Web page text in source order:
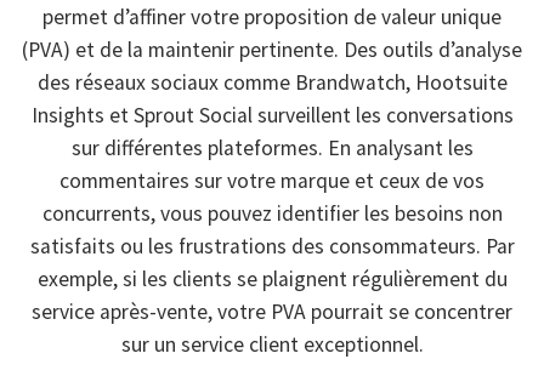
permet d’affiner votre proposition de valeur unique
(PVA) et de la maintenir pertinente. Des outils d’analyse
des réseaux sociaux comme Brandwatch, Hootsuite
Insights et Sprout Social surveillent les conversations
sur différentes plateformes. En analysant les
commentaires sur votre marque et ceux de vos
concurrents, vous pouvez identifier les besoins non
satisfaits ou les frustrations des consommateurs. Par
exemple, si les clients se plaignent régulièrement du
service après-vente, votre PVA pourrait se concentrer
sur un service client exceptionnel.